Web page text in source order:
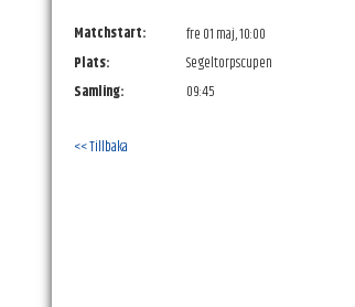
Matchstart:
fre 01 maj, 10:00
Plats:
Segeltorpscupen
Samling:
09:45
<< Tillbaka